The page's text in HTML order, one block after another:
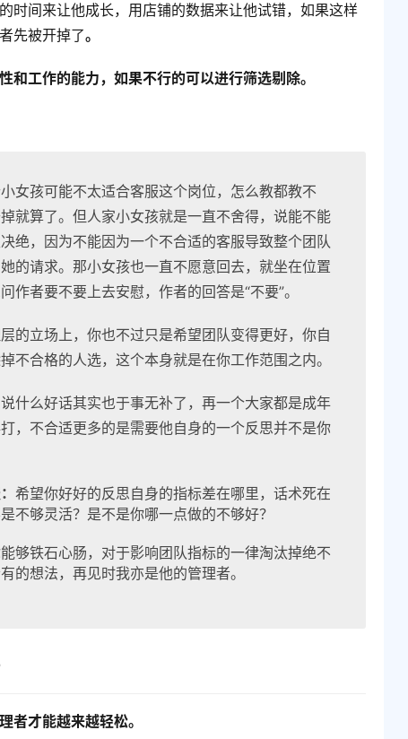
时间来让他成长，用店铺的数据来让他试错，如果这样
先被开掉了。
和工作的能力，如果不行的可以进行筛选剔除。
女孩可能不太适合客服这个岗位，怎么教都教不
就算了。但人家小女孩就是一直不舍得，说能不能
绝，因为不能因为一个不合适的客服导致整个团队
的请求。那小女孩也一直不愿意回去，就坐在位置
作者要不要上去安慰，作者的回答是“不要”。
的立场上，你也不过只是希望团队变得更好，你自
不合格的人选，这个本身就是在你工作范围之内。
什么好话其实也于事无补了，再一个大家都是成年
，不合适更多的是需要他自身的一个反思并不是你
希望你好好的反思自身的指标差在哪里，话术死在
不够灵活？是不是你哪一点做的不够好？
够铁石心肠，对于影响团队指标的一律淘汰掉绝不
的想法，再见时我亦是他的管理者。
者才能越来越轻松。